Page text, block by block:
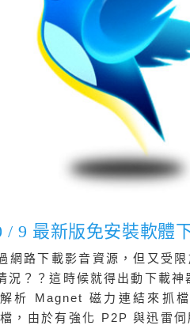
/ 9 最新版免安裝軟體
網路下載影音資源，但又受
況？？這時候就得出動下載
析 Magnet 磁力連結來抓
，由於有強化 P2P 與迅雷